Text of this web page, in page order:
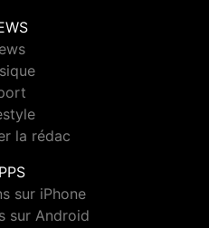
la rédac
sur iPhone
sur Android